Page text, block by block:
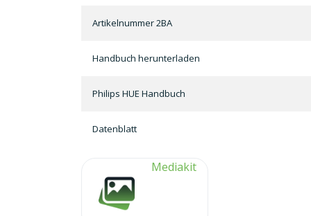
Artikelnummer 2BA
Handbuch herunterladen
Philips HUE Handbuch
Datenblatt
Mediakit